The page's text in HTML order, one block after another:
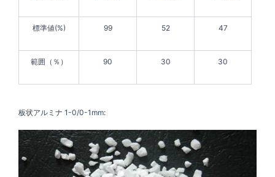
標準値(%) 99 52 47
範囲（％） 90 30 30
板状アルミナ 1-0/0-1mm: